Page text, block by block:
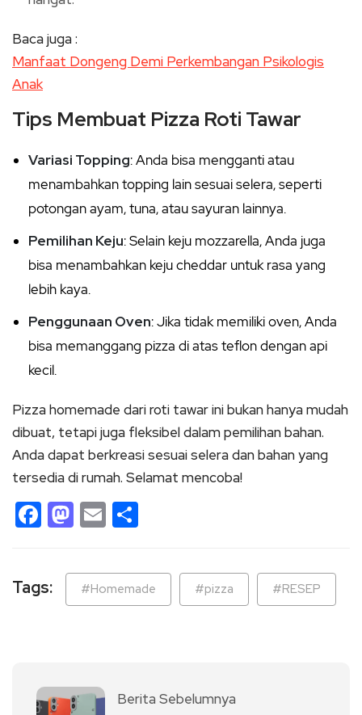
Baca juga :
Manfaat Dongeng Demi Perkembangan Psikologis
Anak
Tips Membuat Pizza Roti Tawar
Variasi Topping: Anda bisa mengganti atau
menambahkan topping lain sesuai selera, seperti
potongan ayam, tuna, atau sayuran lainnya.
Pemilihan Keju: Selain keju mozzarella, Anda juga
bisa menambahkan keju cheddar untuk rasa yang
lebih kaya.
Penggunaan Oven: Jika tidak memiliki oven, Anda
bisa memanggang pizza di atas teflon dengan api
kecil.
Pizza homemade dari roti tawar ini bukan hanya mudah
dibuat, tetapi juga fleksibel dalam pemilihan bahan.
Anda dapat berkreasi sesuai selera dan bahan yang
tersedia di rumah. Selamat mencoba!
Facebook
Mastodon
Email
Tags: #Homemade #pizza #RESEP
Berita Sebelumnya